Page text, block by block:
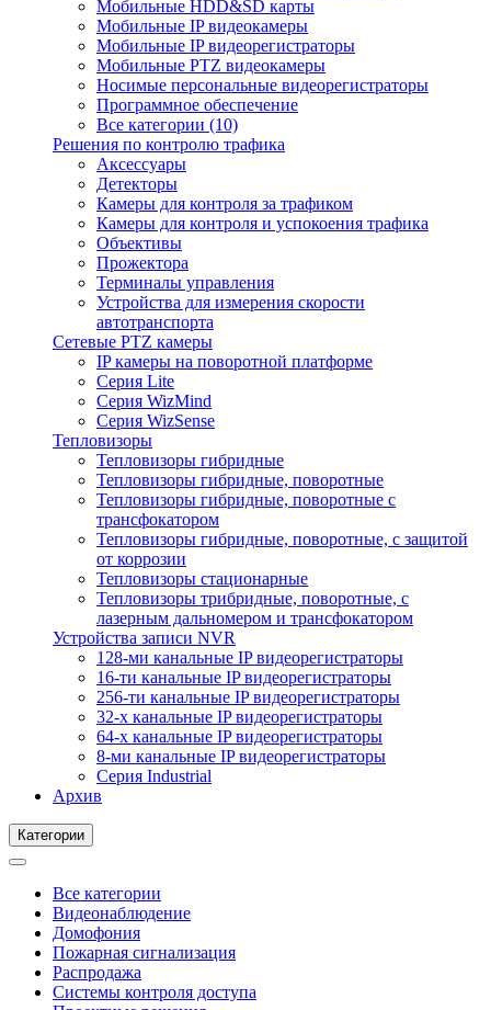
Мобильные HDD&SD карты
Мобильные IP видеокамеры
Мобильные IP видеорегистраторы
Мобильные PTZ видеокамеры
Носимые персональные видеорегистраторы
Программное обеспечение
Все категории (10)
Решения по контролю трафика
Аксессуары
Детекторы
Камеры для контроля за трафиком
Камеры для контроля и успокоения трафика
Объективы
Прожектора
Терминалы управления
Устройства для измерения скорости
автотранспорта
Сетевые PTZ камеры
IP камеры на поворотной платформе
Серия Lite
Серия WizMind
Серия WizSense
Тепловизоры
Тепловизоры гибридные
Тепловизоры гибридные, поворотные
Тепловизоры гибридные, поворотные с
трансфокатором
Тепловизоры гибридные, поворотные, с защитой
от коррозии
Тепловизоры стационарные
Тепловизоры трибридные, поворотные, с
лазерным дальномером и трансфокатором
Устройства записи NVR
128-ми канальные IP видеорегистраторы
16-ти канальные IP видеорегистраторы
256-ти канальные IP видеорегистраторы
32-х канальные IP видеорегистраторы
64-х канальные IP видеорегистраторы
8-ми канальные IP видеорегистраторы
Серия Industrial
Архив
Категории
Все категории
Видеонаблюдение
Домофония
Пожарная сигнализация
Распродажа
Системы контроля доступа